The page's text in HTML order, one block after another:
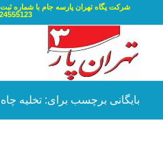
بایگانی برچسب برای: تخلیه